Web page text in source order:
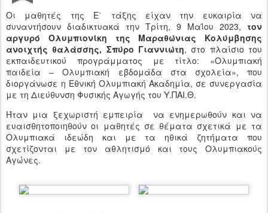
Οι μαθητές της Ε΄ τάξης είχαν την ευκαιρία να
συναντήσουν διαδικτυακά την Τρίτη, 9 Μαΐου 2023, τον
αργυρό Ολυμπιονίκη της Μαραθώνιας Κολύμβησης
ανοιχτής θαλάσσης, Σπύρο Γιαννιώτη, στο πλαίσιο του
εκπαιδευτικού προγράμματος με τίτλο: «Ολυμπιακή
παιδεία – Ολυμπιακή εβδομάδα στα σχολεία», που
διοργάνωσε η Εθνική Ολυμπιακή Ακαδημία, σε συνεργασία
με τη Διεύθυνση Φυσικής Αγωγής του Υ.ΠΑΙ.Θ.
Ήταν μια ξεχωριστή εμπειρία να ενημερωθούν και να
ευαισθητοποιηθούν οι μαθητές σε θέματα σχετικά με τα
Ολυμπιακά ιδεώδη και με τα ηθικά ζητήματα που
σχετίζονται με τον αθλητισμό και τους Ολυμπιακούς
Αγώνες.